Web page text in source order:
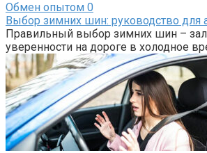
Обмен опытом 0
Выбор зимних шин: руководство для
Правильный выбор зимних шин –
уверенности на дороге в холодное